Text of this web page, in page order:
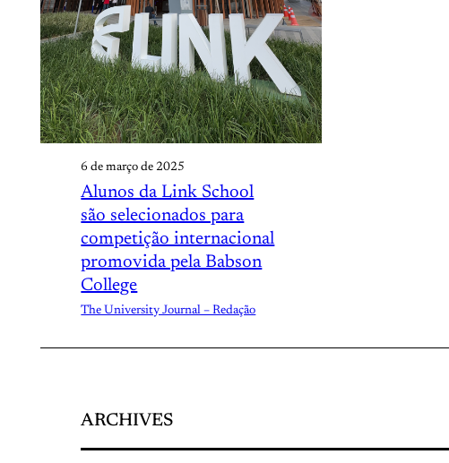
6 de março de 2025
Alunos da Link School
são selecionados para
competição internacional
promovida pela Babson
College
The University Journal – Redação
ARCHIVES